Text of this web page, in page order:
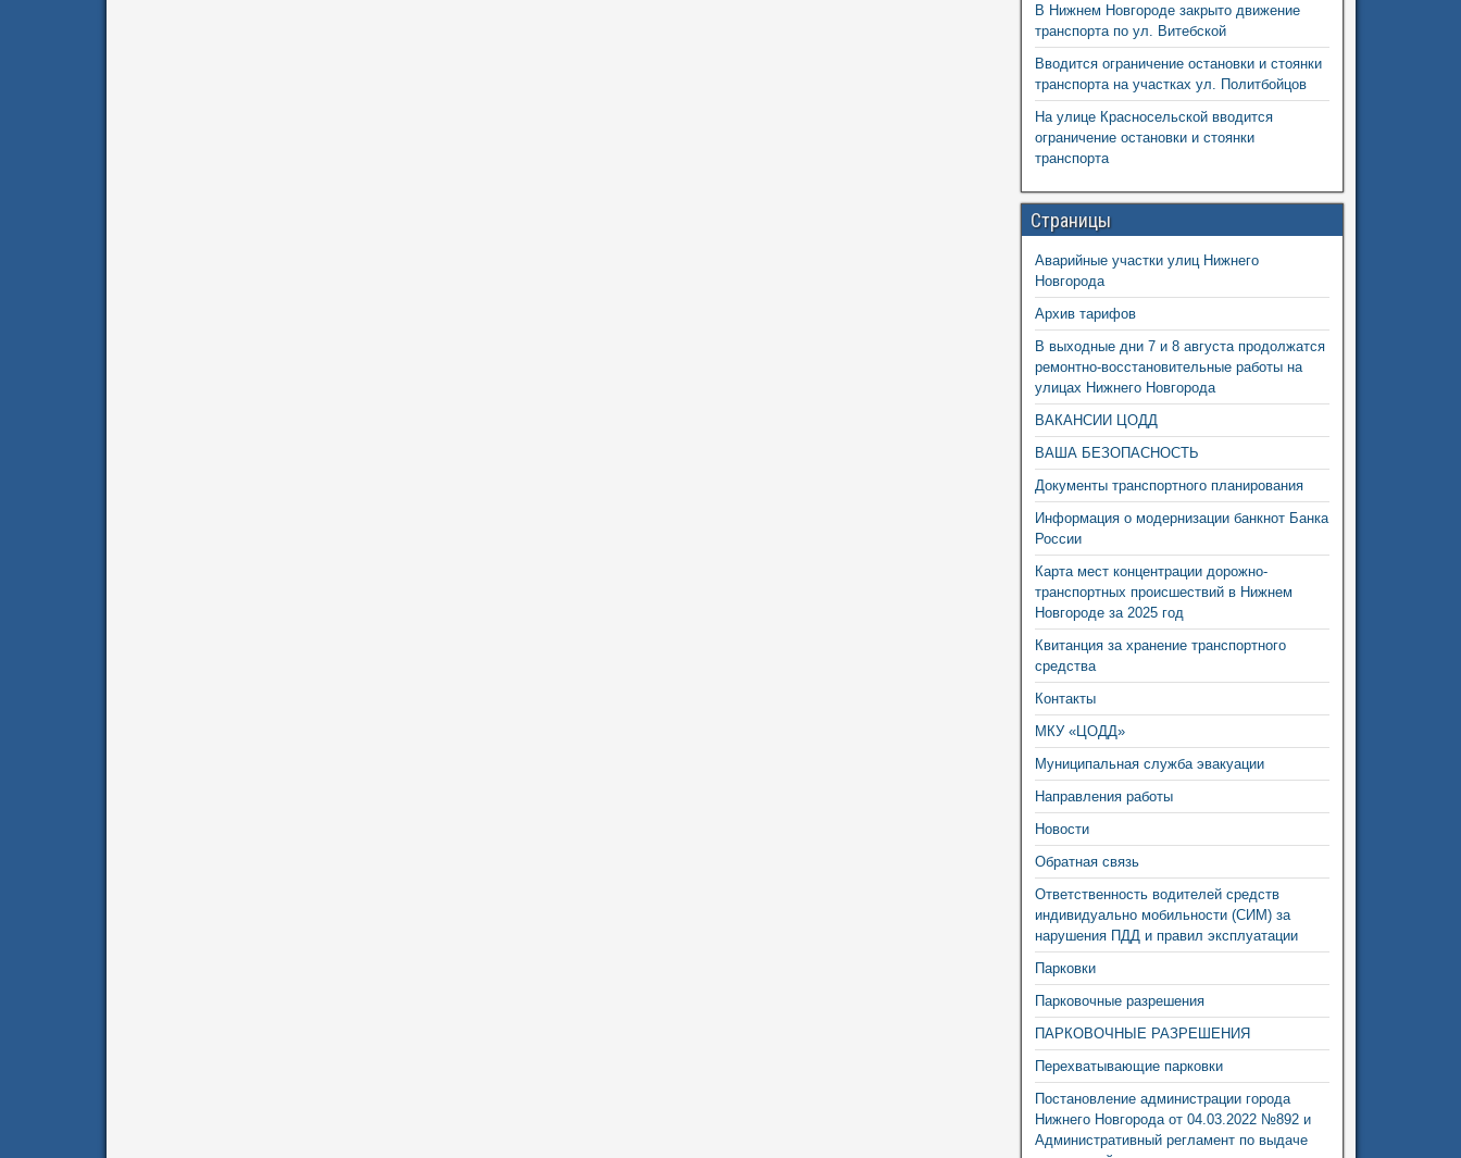
В Нижнем Новгороде закрыто движение
транспорта по ул. Витебской
Вводится ограничение остановки и стоянки
транспорта на участках ул. Политбойцов
На улице Красносельской вводится
ограничение остановки и стоянки
транспорта
Страницы
Аварийные участки улиц Нижнего
Новгорода
Архив тарифов
В выходные дни 7 и 8 августа продолжатся
ремонтно-восстановительные работы на
улицах Нижнего Новгорода
ВАКАНСИИ ЦОДД
ВАША БЕЗОПАСНОСТЬ
Документы транспортного планирования
Информация о модернизации банкнот Банка
России
Карта мест концентрации дорожно-
транспортных происшествий в Нижнем
Новгороде за 2025 год
Квитанция за хранение транспортного
средства
Контакты
МКУ «ЦОДД»
Муниципальная служба эвакуации
Направления работы
Новости
Обратная связь
Ответственность водителей средств
индивидуально мобильности (СИМ) за
нарушения ПДД и правил эксплуатации
Парковки
Парковочные разрешения
ПАРКОВОЧНЫЕ РАЗРЕШЕНИЯ
Перехватывающие парковки
Постановление администрации города
Нижнего Новгорода от 04.03.2022 №892 и
Административный регламент по выдаче